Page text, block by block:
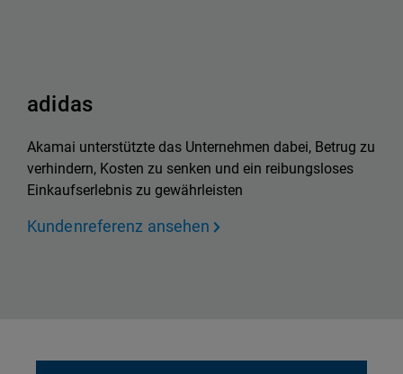
adidas
Akamai unterstützte das Unternehmen dabei, Betrug zu
verhindern, Kosten zu senken und ein reibungsloses
Einkaufserlebnis zu gewährleisten
Kundenreferenz ansehen